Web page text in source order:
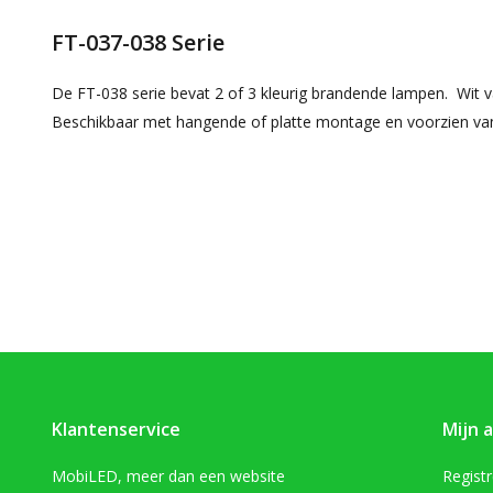
FT-037-038 Serie
De FT-038 serie bevat 2 of 3 kleurig brandende lampen. Wit
Beschikbaar met hangende of platte montage en voorzien
Klantenservice
MobiLED, meer dan een website
Mijn